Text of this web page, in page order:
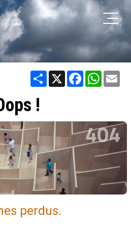
Share X Facebook
!
perdus.